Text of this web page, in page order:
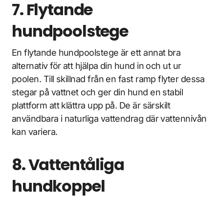
7. Flytande
hundpoolstege
En flytande hundpoolstege är ett annat bra
alternativ för att hjälpa din hund in och ut ur
poolen. Till skillnad från en fast ramp flyter dessa
stegar på vattnet och ger din hund en stabil
plattform att klättra upp på. De är särskilt
användbara i naturliga vattendrag där vattennivån
kan variera.
8. Vattentåliga
hundkoppel